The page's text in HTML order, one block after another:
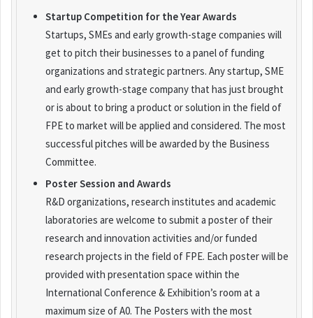
Startup Competition for the Year Awards
Startups, SMEs and early growth-stage companies will
get to pitch their businesses to a panel of funding
organizations and strategic partners. Any startup, SME
and early growth-stage company that has just brought
or is about to bring a product or solution in the field of
FPE to market will be applied and considered. The most
successful pitches will be awarded by the Business
Committee.
Poster Session and Awards
R&D organizations, research institutes and academic
laboratories are welcome to submit a poster of their
research and innovation activities and/or funded
research projects in the field of FPE. Each poster will be
provided with presentation space within the
International Conference & Exhibition’s room at a
maximum size of A0. The Posters with the most